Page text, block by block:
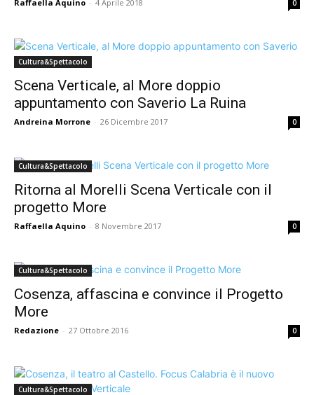
Raffaella Aquino - 4 Aprile 2018 0
Cultura&Spettacolo
Scena Verticale, al More doppio
appuntamento con Saverio La Ruina
Andreina Morrone - 26 Dicembre 2017 0
Cultura&Spettacolo
Ritorna al Morelli Scena Verticale con il
progetto More
Raffaella Aquino - 8 Novembre 2017 0
Cultura&Spettacolo
Cosenza, affascina e convince il Progetto
More
Redazione - 27 Ottobre 2016 0
Cultura&Spettacolo